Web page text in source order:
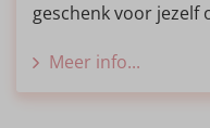
geschenk voor jezelf
Meer info...